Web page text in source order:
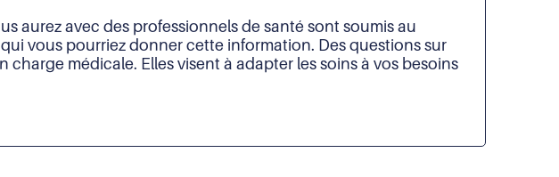
aurez avec des professionnels de santé sont soumis au
vous pourriez donner cette information. Des questions sur
médicale. Elles visent à adapter les soins à vos besoins